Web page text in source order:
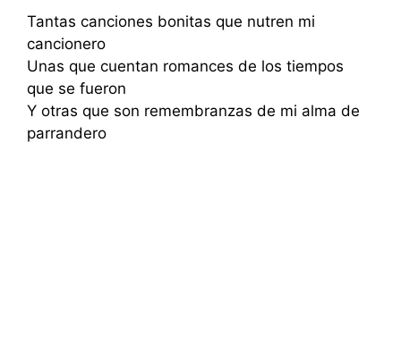
Tantas canciones bonitas que nutren mi
cancionero
Unas que cuentan romances de los tiempos
que se fueron
Y otras que son remembranzas de mi alma de
parrandero